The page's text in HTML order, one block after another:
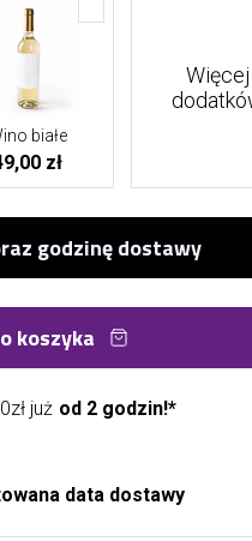
białe
zł
Więcej
koszyka
już od 2 godzin!*
data dostawy